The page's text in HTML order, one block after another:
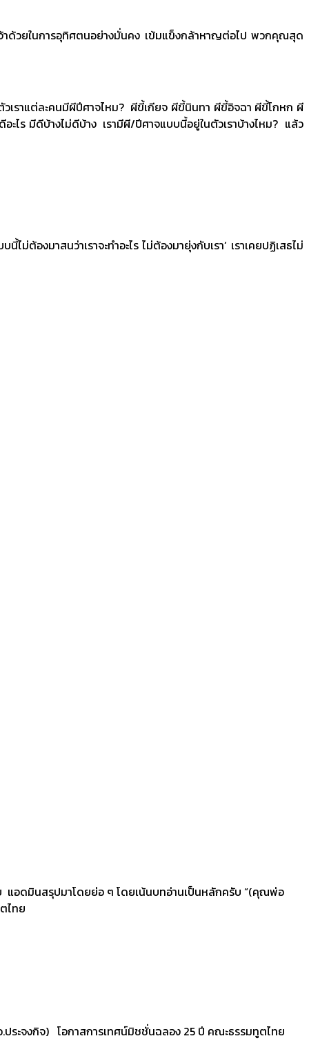
ด้วยในการอุทิศตนอย่างมั่นคง เข้มแข็งกล้าหาญต่อไป พวกคุณสุด
าแต่ละคนมีผีปีศาจไหม? ผีขี้เกียจ ผีขี้นินทา ผีขี้อิจฉา ผีขี้โกหก ผี
ไร มีดีบ้างไม่ดีบ้าง เรามีผี/ปีศาจแบบนี้อยู่ในตัวเราบ้างไหม? แล้ว
ต้องมาสนว่าเราจะทำอะไร ไม่ต้องมายุ่งกับเรา’ เราเคยปฏิเสธไม่
ดมินสรุปมาโดยย่อ ๆ โดยเน้นบทอ่านเป็นหลักครับ “(คุณพ่อ
ไทย
จงกิจ) โอกาสการเทศน์มิชชั่นฉลอง 25 ปี คณะธรรมทูตไทย